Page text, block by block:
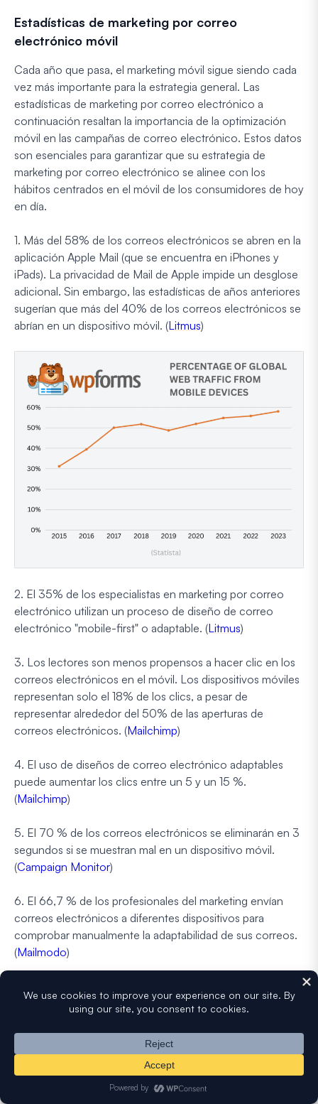
Estadísticas de marketing por correo
electrónico móvil
Cada año que pasa, el marketing móvil sigue siendo cada
vez más importante para la estrategia general. Las
estadísticas de marketing por correo electrónico a
continuación resaltan la importancia de la optimización
móvil en las campañas de correo electrónico. Estos datos
son esenciales para garantizar que su estrategia de
marketing por correo electrónico se alinee con los
hábitos centrados en el móvil de los consumidores de hoy
en día.
1. Más del 58% de los correos electrónicos se abren en la
aplicación Apple Mail (que se encuentra en iPhones y
iPads). La privacidad de Mail de Apple impide un desglose
adicional. Sin embargo, las estadísticas de años anteriores
sugerían que más del 40% de los correos electrónicos se
abrían en un dispositivo móvil. (Litmus)
2. El 35% de los especialistas en marketing por correo
electrónico utilizan un proceso de diseño de correo
electrónico "mobile-first" o adaptable. (Litmus)
3. Los lectores son menos propensos a hacer clic en los
correos electrónicos en el móvil. Los dispositivos móviles
representan solo el 18% de los clics, a pesar de
representar alrededor del 50% de las aperturas de
correos electrónicos. (Mailchimp)
4. El uso de diseños de correo electrónico adaptables
puede aumentar los clics entre un 5 y un 15 %.
(Mailchimp)
5. El 70 % de los correos electrónicos se eliminarán en 3
segundos si se muestran mal en un dispositivo móvil.
(Campaign Monitor)
6. El 66,7 % de los profesionales del marketing envían
correos electrónicos a diferentes dispositivos para
comprobar manualmente la adaptabilidad de sus correos.
(Mailmodo)
Estadísticas de personalización y
automatización de marketing por correo
Comprenda las tendencias en el uso de la personalización
basada en datos, la efectividad de los flujos de trabajo
automatizados de correo electrónico y cómo estas